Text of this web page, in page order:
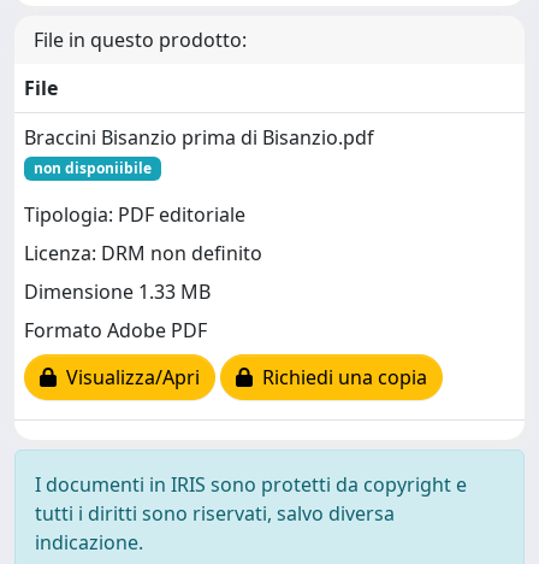
File in questo prodotto:
File
Braccini Bisanzio prima di Bisanzio.pdf
non disponiibile
Tipologia: PDF editoriale
Licenza: DRM non definito
Dimensione 1.33 MB
Formato Adobe PDF
Visualizza/Apri
Richiedi una copia
I documenti in IRIS sono protetti da copyright e
tutti i diritti sono riservati, salvo diversa
indicazione.